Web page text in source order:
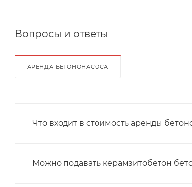
Вопросы и ответы
АРЕНДА БЕТОНОНАСОСА
Что входит в стоимость аренды
Можно подавать керамзитобетон